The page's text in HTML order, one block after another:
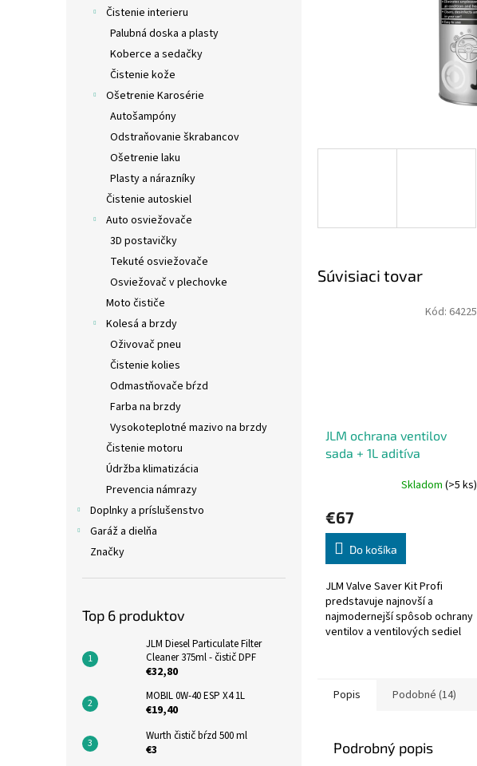
Čistenie interieru
Palubná doska a plasty
Koberce a sedačky
Čistenie kože
Ošetrenie Karosérie
Autošampóny
Odstraňovanie škrabancov
Ošetrenie laku
Plasty a nárazníky
Čistenie autoskiel
Auto osviežovače
3D postavičky
Tekuté osviežovače
Osviežovač v plechovke
Moto čističe
Kolesá a brzdy
Oživovač pneu
Čistenie kolies
Odmastňovače bŕzd
Farba na brzdy
Vysokoteplotné mazivo na brzdy
Čistenie motoru
Údržba klimatizácia
Prevencia námrazy
Doplnky a príslušenstvo
Garáž a dielňa
Značky
Top 6 produktov
JLM Diesel Particulate Filter
Cleaner 375ml - čistič DPF
€32,80
MOBIL 0W-40 ESP X4 1L
€19,40
Wurth čistič bŕzd 500 ml
€3
Súvisiaci tovar
JLM ochrana ventilov
sada + 1L aditíva
Skladom (>5 ks)
€67
Do košíka
JLM Valve Saver Kit Profi
predstavuje najnovší a
najmodernejší spôsob ochrany
ventilov a ventilových sediel
Kód: 64225
Popis Podobné (14)
Podrobný popis